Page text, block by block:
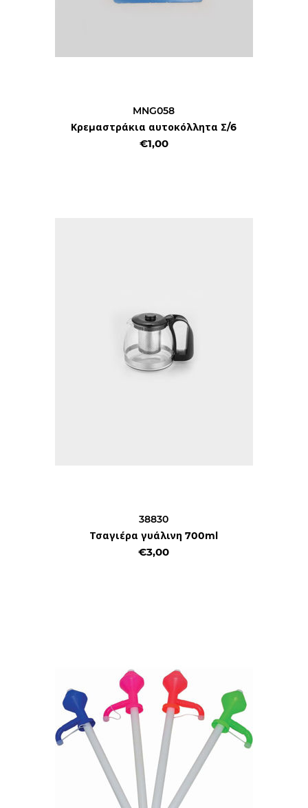
MNG058
Κρεμαστράκια αυτοκόλλητα Σ/6
€1,00
38830
Τσαγιέρα γυάλινη 700ml
€3,00